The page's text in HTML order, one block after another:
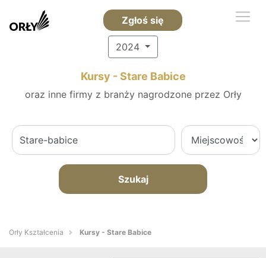
Zgłoś się
2024
Kursy - Stare Babice
oraz inne firmy z branży nagrodzone przez Orły
Szukaj
Orły Kształcenia Kursy - Stare Babice